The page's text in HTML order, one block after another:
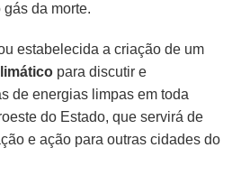
da morte.
estabelecida a criação de um
para discutir e
de energias limpas em toda
do Estado, que servirá de
e ação para outras cidades do